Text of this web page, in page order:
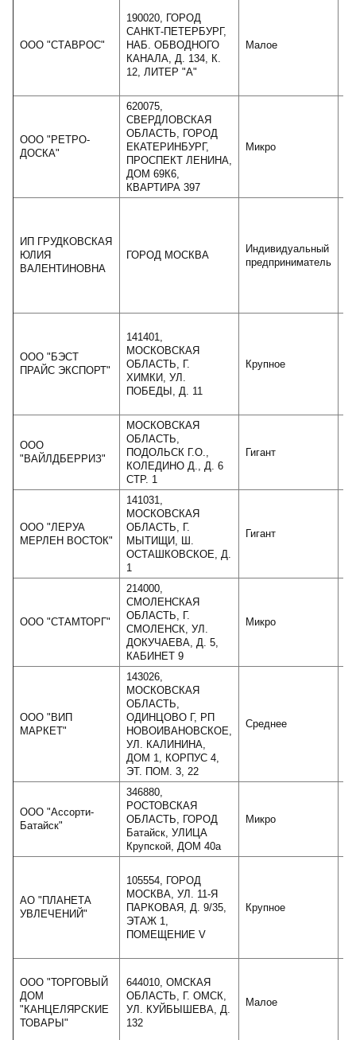
ООО "СТАВРОС"
190020, ГОРОД
САНКТ-ПЕТЕРБУРГ,
НАБ. ОБВОДНОГО
КАНАЛА, Д. 134, К.
12, ЛИТЕР "А"
Малое
ООО "РЕТРО-
ДОСКА"
620075,
СВЕРДЛОВСКАЯ
ОБЛАСТЬ, ГОРОД
ЕКАТЕРИНБУРГ,
ПРОСПЕКТ ЛЕНИНА,
ДОМ 69К6,
КВАРТИРА 397
Микро
ИП ГРУДКОВСКАЯ
ЮЛИЯ
ВАЛЕНТИНОВНА
ГОРОД МОСКВА
Индивидуальный
предприниматель
ООО "БЭСТ
ПРАЙС ЭКСПОРТ"
141401,
МОСКОВСКАЯ
ОБЛАСТЬ, Г.
ХИМКИ, УЛ.
ПОБЕДЫ, Д. 11
Крупное
ООО
"ВАЙЛДБЕРРИЗ"
МОСКОВСКАЯ
ОБЛАСТЬ,
ПОДОЛЬСК Г.О.,
КОЛЕДИНО Д., Д. 6
СТР. 1
Гигант
ООО "ЛЕРУА
МЕРЛЕН ВОСТОК"
141031,
МОСКОВСКАЯ
ОБЛАСТЬ, Г.
МЫТИЩИ, Ш.
ОСТАШКОВСКОЕ, Д.
1
Гигант
ООО "СТАМТОРГ"
214000,
СМОЛЕНСКАЯ
ОБЛАСТЬ, Г.
СМОЛЕНСК, УЛ.
ДОКУЧАЕВА, Д. 5,
КАБИНЕТ 9
Микро
ООО "ВИП
МАРКЕТ"
143026,
МОСКОВСКАЯ
ОБЛАСТЬ,
ОДИНЦОВО Г, РП
НОВОИВАНОВСКОЕ,
УЛ. КАЛИНИНА,
ДОМ 1, КОРПУС 4,
ЭТ. ПОМ. 3, 22
Среднее
ООО "Ассорти-
Батайск"
346880,
РОСТОВСКАЯ
ОБЛАСТЬ, ГОРОД
Батайск, УЛИЦА
Крупской, ДОМ 40а
Микро
АО "ПЛАНЕТА
УВЛЕЧЕНИЙ"
105554, ГОРОД
МОСКВА, УЛ. 11-Я
ПАРКОВАЯ, Д. 9/35,
ЭТАЖ 1,
ПОМЕЩЕНИЕ V
Крупное
ООО "ТОРГОВЫЙ
ДОМ
"КАНЦЕЛЯРСКИЕ
ТОВАРЫ"
644010, ОМСКАЯ
ОБЛАСТЬ, Г. ОМСК,
УЛ. КУЙБЫШЕВА, Д.
132
Малое